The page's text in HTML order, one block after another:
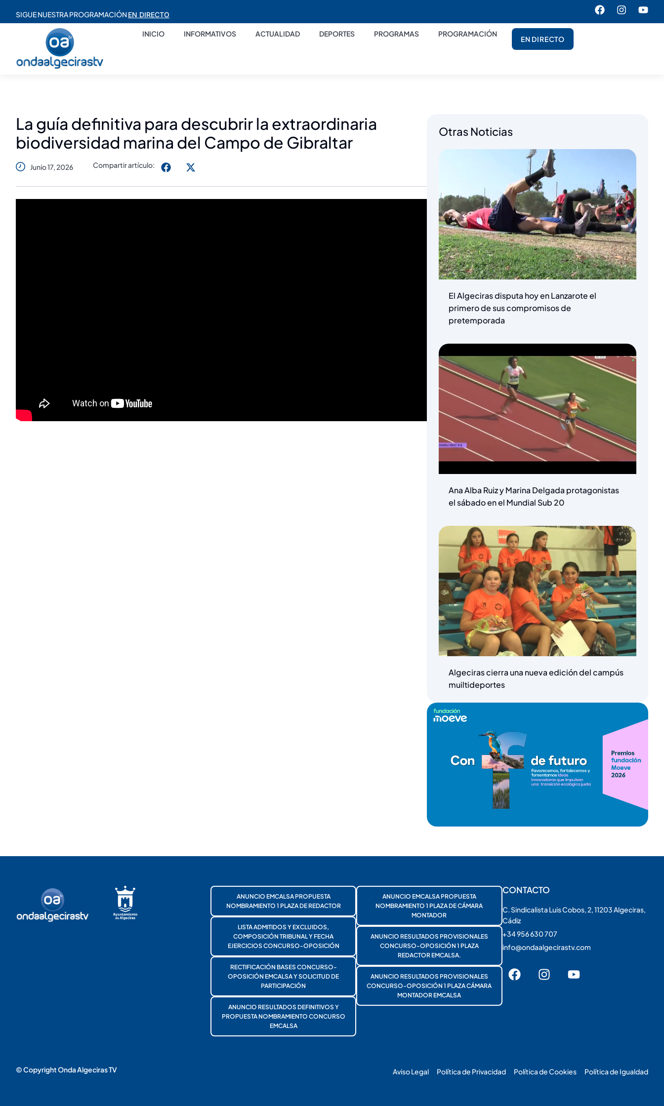
SIGUE NUESTRA PROGRAMACIÓNEN DIRECTO
INICIO INFORMATIVOS ACTUALIDAD DEPORTES PROGRAMAS PROGRAMACIÓN
EN DIRECTO
La guía definitiva para descubrir la extraordinaria
biodiversidad marina del Campo de Gibraltar
Junio 17, 2026 Compartir artículo:
Otras Noticias
El Algeciras disputa hoy en Lanzarote el
primero de sus compromisos de
pretemporada
Ana Alba Ruiz y Marina Delgada protagonistas
el sábado en el Mundial Sub 20
Algeciras cierra una nueva edición del campús
muiltideportes
ANUNCIO EMCALSA PROPUESTA
NOMBRAMIENTO 1 PLAZA DE REDACTOR
LISTA ADMITIDOS Y EXCLUIDOS,
COMPOSICIÓN TRIBUNAL Y FECHA
EJERCICIOS CONCURSO-OPOSICIÓN
RECTIFICACIÓN BASES CONCURSO-
OPOSICIÓN EMCALSA Y SOLICITUD DE
PARTICIPACIÓN
ANUNCIO RESULTADOS DEFINITIVOS Y
PROPUESTA NOMBRAMIENTO CONCURSO
EMCALSA
ANUNCIO EMCALSA PROPUESTA
NOMBRAMIENTO 1 PLAZA DE CÁMARA
MONTADOR
ANUNCIO RESULTADOS PROVISIONALES
CONCURSO-OPOSICIÓN 1 PLAZA
REDACTOR EMCALSA.
ANUNCIO RESULTADOS PROVISIONALES
CONCURSO-OPOSICIÓN 1 PLAZA CÁMARA
MONTADOR EMCALSA
CONTACTO
C. Sindicalista Luis Cobos, 2, 11203 Algeciras,
Cádiz
+34 956 630 707
info@ondaalgecirastv.com
© Copyright Onda Algeciras TV Aviso Legal Política de Privacidad Política de Cookies Política de Igualdad